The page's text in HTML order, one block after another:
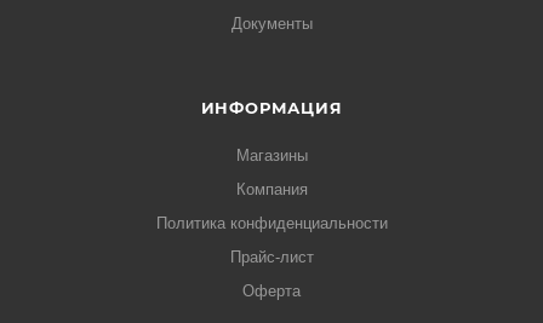
Документы
ИНФОРМАЦИЯ
Магазины
Компания
Политика конфиденциальности
Прайс-лист
Оферта